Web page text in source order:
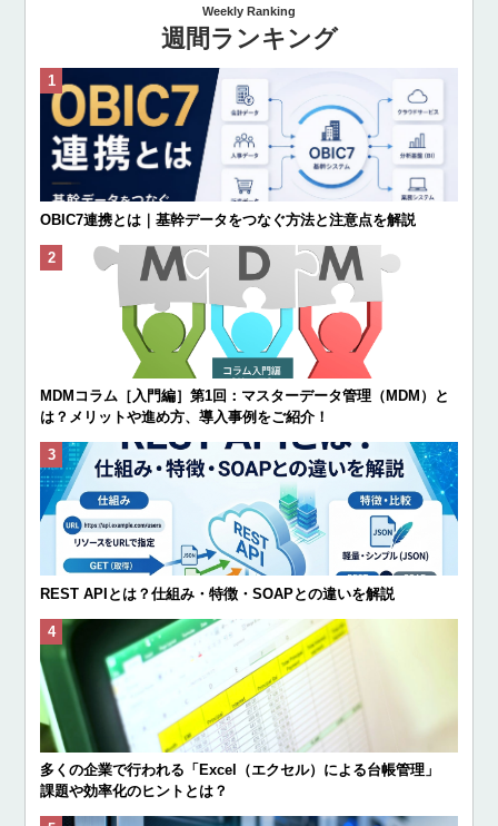
Weekly Ranking
週間ランキング
OBIC7連携とは｜基幹データをつなぐ方法と注意点を解説
MDMコラム［入門編］第1回：マスターデータ管理（MDM）と
は？メリットや進め方、導入事例をご紹介！
REST APIとは？仕組み・特徴・SOAPとの違いを解説
多くの企業で行われる「Excel（エクセル）による台帳管理」
課題や効率化のヒントとは？